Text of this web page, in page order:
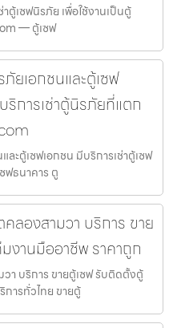
ตู้เซฟนิรภัย เพื่อใช้งานเป็นตู้
— ตู้เซฟ
ยเอกชนและตู้เซฟ
ริการเช่าตู้นิรภัยที่แตก
ะตู้เซฟเอกชน มีบริการเช่าตู้เซฟ
ฟธนาคาร ตู
คลองสามวา บริการ ขาย
งานมืออาชีพ ราคาถูก
วา บริการ ขายตู้เซฟ รับติดตั้งตู้
ารทั่วไทย ขายตู้